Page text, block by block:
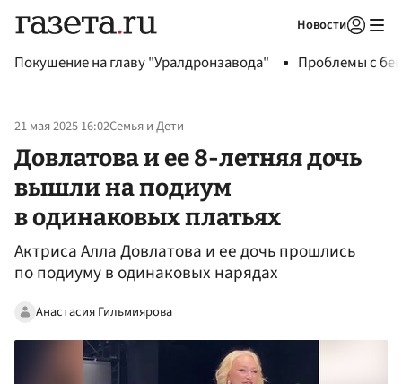
Новости
Покушение на главу "Уралдронзавода" Проблемы с
21 мая 2025 16:02Семья и Дети
Довлатова и ее 8-летняя дочь
вышли на подиум
в одинаковых платьях
Актриса Алла Довлатова и ее дочь прошлись
по подиуму в одинаковых нарядах
Анастасия Гильмиярова